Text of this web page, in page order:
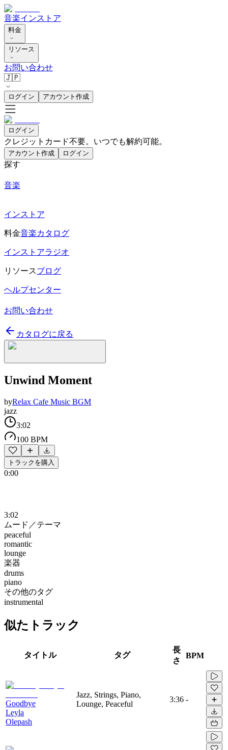
音楽インストア
料金
リソース
お問い合わせ
🇯🇵
ログイン アカウント作成
ログイン
クレジットカード不要。いつでも解約可能。
アカウント作成 ログイン
探す
音楽
インストア
料金音楽カタログ
インストアラジオ
リソースブログ
ヘルプセンター
お問い合わせ
カタログに戻る
Unwind Moment
byRelax Cafe Music BGM
jazz
3:02
100 BPM
トラックを購入
0:00
3:02
ムード／テーマ
peaceful
romantic
lounge
楽器
drums
piano
その他のタグ
instrumental
似たトラック
タイトル タグ
長
さ
BPM
Goodbye
Leyla
Olepash
Jazz, Strings, Piano,
Lounge, Peaceful
3:36 -